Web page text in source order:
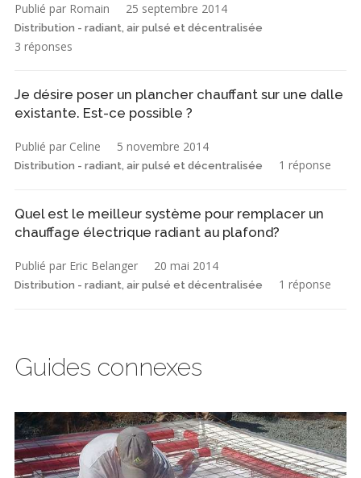
Publié par Romain 25 septembre 2014
Distribution - radiant, air pulsé et décentralisée
3 réponses
Je désire poser un plancher chauffant sur une dalle
existante. Est-ce possible ?
Publié par Celine 5 novembre 2014
Distribution - radiant, air pulsé et décentralisée 1 réponse
Quel est le meilleur système pour remplacer un
chauffage électrique radiant au plafond?
Publié par Eric Belanger 20 mai 2014
Distribution - radiant, air pulsé et décentralisée 1 réponse
Guides connexes